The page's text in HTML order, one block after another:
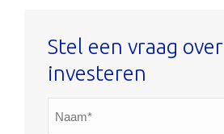
Stel een vraag over
investeren